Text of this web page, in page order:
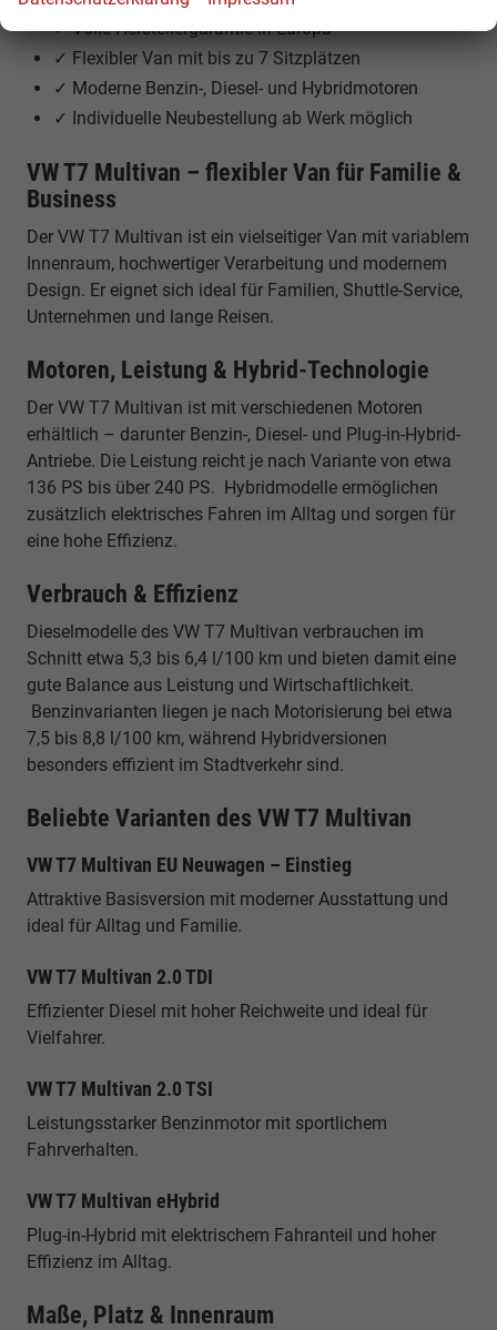
✓ Volle Herstellergarantie in Europa
✓ Flexibler Van mit bis zu 7 Sitzplätzen
✓ Moderne Benzin-, Diesel- und Hybridmotoren
✓ Individuelle Neubestellung ab Werk möglich
VW T7 Multivan – flexibler Van für Familie &
Business
Der VW T7 Multivan ist ein vielseitiger Van mit variablem
Innenraum, hochwertiger Verarbeitung und modernem
Design. Er eignet sich ideal für Familien, Shuttle-Service,
Unternehmen und lange Reisen.
Motoren, Leistung & Hybrid-Technologie
Der VW T7 Multivan ist mit verschiedenen Motoren
erhältlich – darunter Benzin-, Diesel- und Plug-in-Hybrid-
Antriebe. Die Leistung reicht je nach Variante von etwa
136 PS bis über 240 PS. Hybridmodelle ermöglichen
zusätzlich elektrisches Fahren im Alltag und sorgen für
eine hohe Effizienz.
Verbrauch & Effizienz
Dieselmodelle des VW T7 Multivan verbrauchen im
Schnitt etwa 5,3 bis 6,4 l/100 km und bieten damit eine
gute Balance aus Leistung und Wirtschaftlichkeit.
Benzinvarianten liegen je nach Motorisierung bei etwa
7,5 bis 8,8 l/100 km, während Hybridversionen
besonders effizient im Stadtverkehr sind.
Beliebte Varianten des VW T7 Multivan
VW T7 Multivan EU Neuwagen – Einstieg
Attraktive Basisversion mit moderner Ausstattung und
ideal für Alltag und Familie.
VW T7 Multivan 2.0 TDI
Effizienter Diesel mit hoher Reichweite und ideal für
Vielfahrer.
VW T7 Multivan 2.0 TSI
Leistungsstarker Benzinmotor mit sportlichem
Fahrverhalten.
VW T7 Multivan eHybrid
Plug-in-Hybrid mit elektrischem Fahranteil und hoher
Effizienz im Alltag.
Maße, Platz & Innenraum